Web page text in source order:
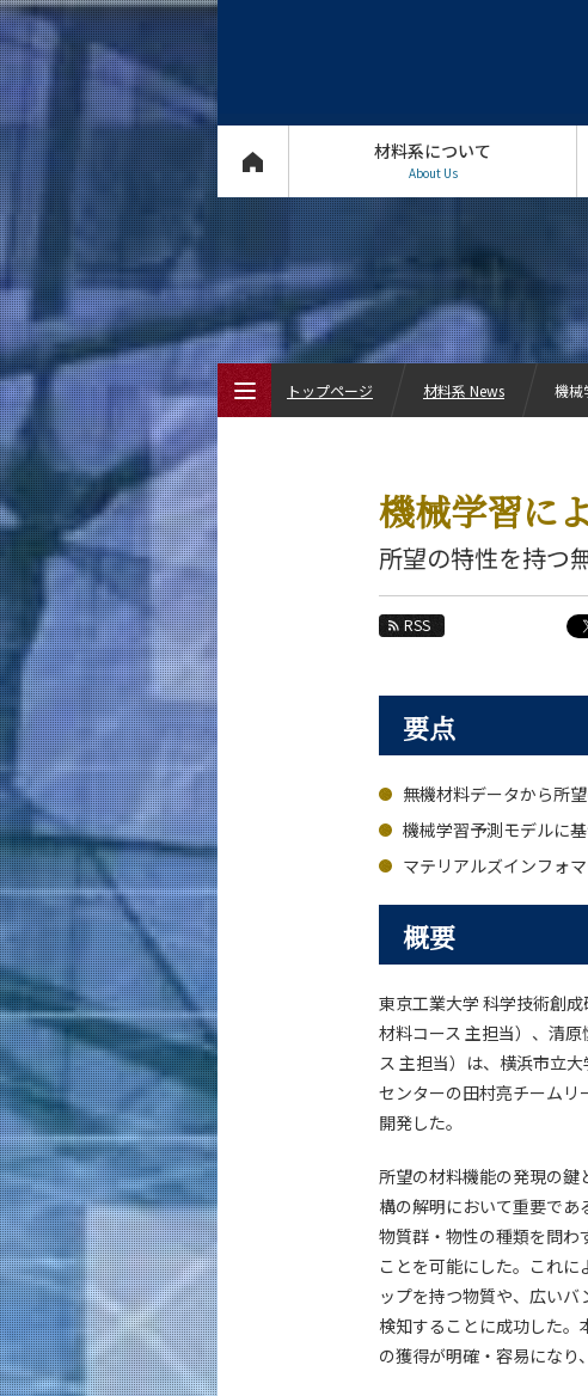
材料系について
About Us
機械学習に
所望の特性を持つ
RSS
要点
無機材料データから所
機械学習予測モデルに
マテリアルズインフォ
概要
東京工業大学 科学技術創
材料コース 主担当）、清
ス 主担当）は、横浜市立
センターの田村亮チームリ
開発した。
所望の材料機能の発現の
構の解明において重要であ
物質群・物性の種類を問わ
ことを可能にした。これ
ップを持つ物質や、広い
検知することに成功した。
の獲得が明確・容易になり
トップページ 材料系 News 機械